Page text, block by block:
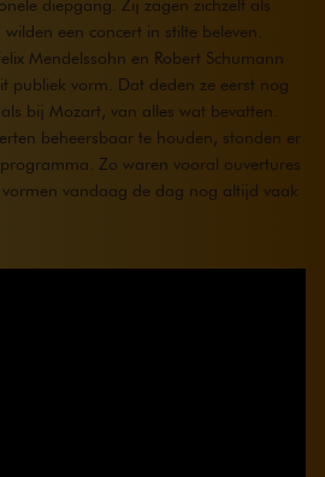
een concert in stilte beleven.
Mendelssohn en Robert Schumann
publiek vorm. Dat deden ze eerst nog
bij Mozart, van alles wat bevatten.
beheersbaar te houden, stonden er
Zo waren vooral ouvertures
vormen vandaag de dag nog altijd vaak